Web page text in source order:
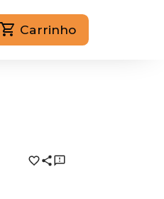
Carrinho